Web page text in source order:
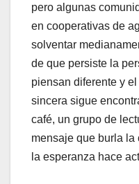
pero algunas
en cooperativas de
solventar
de que persiste la
piensan diferente y
sincera sigue
café, un grupo de
mensaje que burla la
la esperanza hace